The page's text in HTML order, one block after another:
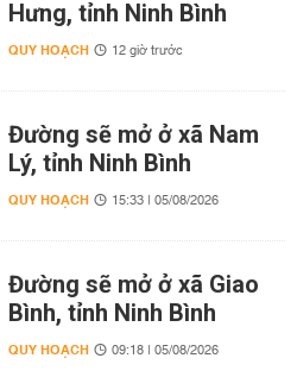
Hưng, tỉnh Ninh Bình
QUY HOẠCH 12 giờ trước
Đường sẽ mở ở xã Nam
Lý, tỉnh Ninh Bình
QUY HOẠCH 15:33 | 05/08/2026
Đường sẽ mở ở xã Giao
Bình, tỉnh Ninh Bình
QUY HOẠCH 09:18 | 05/08/2026